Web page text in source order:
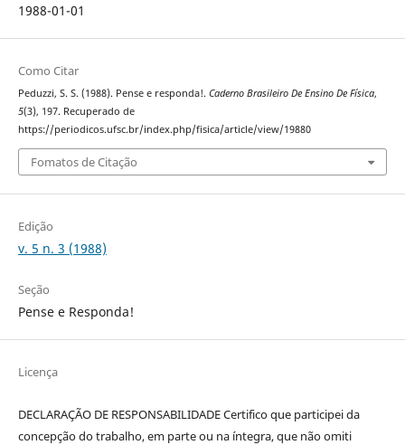
1988-01-01
Como Citar
Peduzzi, S. S. (1988). Pense e responda!. Caderno Brasileiro De Ensino De Física,
5(3), 197. Recuperado de
https://periodicos.ufsc.br/index.php/fisica/article/view/19880
Fomatos de Citação
Edição
v. 5 n. 3 (1988)
Seção
Pense e Responda!
Licença
DECLARAÇÃO DE RESPONSABILIDADE Certifico que participei da
concepção do trabalho, em parte ou na íntegra, que não omiti